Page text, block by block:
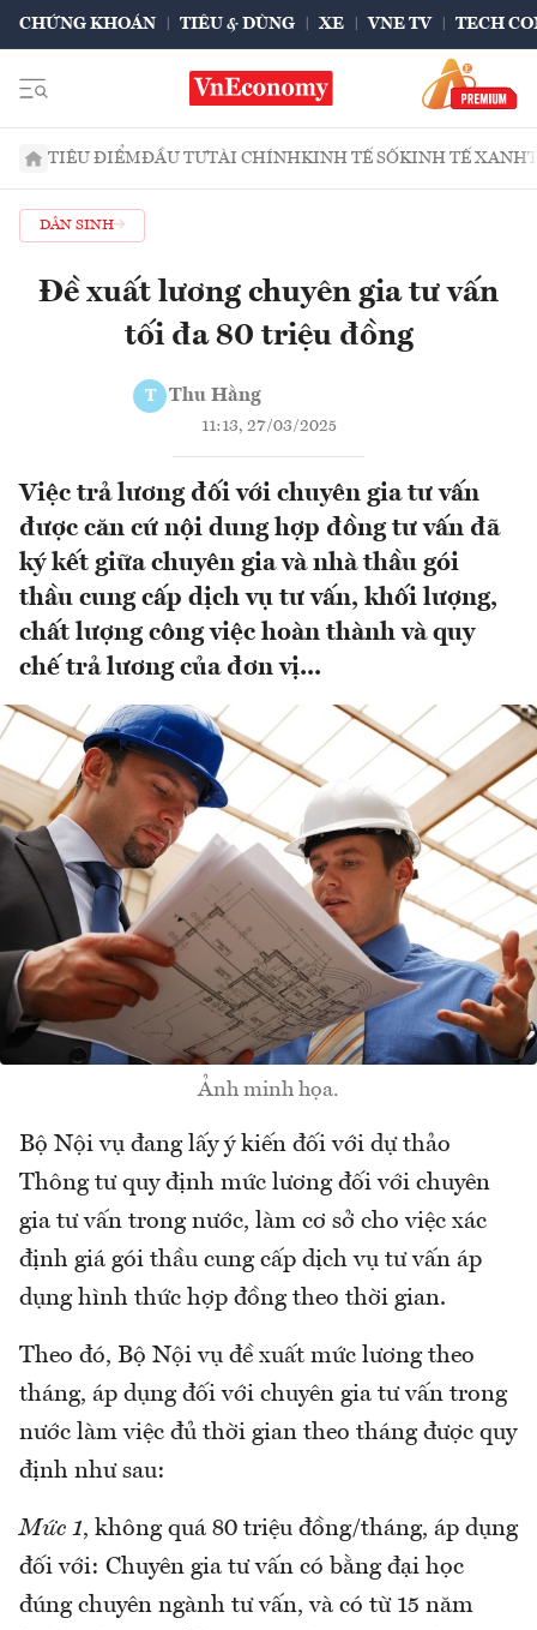
CHỨNG KHOÁN TIÊU & DÙNG XE VNE TV TECH
TIÊU ĐIỂMĐẦU TƯTÀI CHÍNHKINH TẾ SỐKINH TẾ XANH
DÂN SINH
Đề xuất lương chuyên gia tư vấn
tối đa 80 triệu đồng
T Thu Hằng
11:13, 27/03/2025
Việc trả lương đối với chuyên gia tư vấn
được căn cứ nội dung hợp đồng tư vấn đã
ký kết giữa chuyên gia và nhà thầu gói
thầu cung cấp dịch vụ tư vấn, khối lượng,
chất lượng công việc hoàn thành và quy
chế trả lương của đơn vị...
Ảnh minh họa.
Bộ Nội vụ đang lấy ý kiến đối với dự thảo
Thông tư quy định mức lương đối với chuyên
gia tư vấn trong nước, làm cơ sở cho việc xác
định giá gói thầu cung cấp dịch vụ tư vấn áp
dụng hình thức hợp đồng theo thời gian.
Theo đó, Bộ Nội vụ đề xuất mức lương theo
tháng, áp dụng đối với chuyên gia tư vấn trong
nước làm việc đủ thời gian theo tháng được quy
định như sau:
Mức 1, không quá 80 triệu đồng/tháng, áp dụng
đối với: Chuyên gia tư vấn có bằng đại học
đúng chuyên ngành tư vấn, và có từ 15 năm